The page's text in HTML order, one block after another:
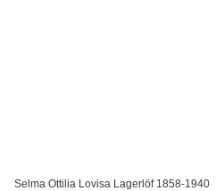
Selma Ottilia Lovisa Lagerlöf 1858-1940